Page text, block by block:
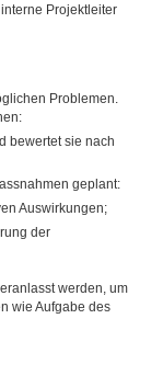
Projektleiter
Problemen.
bewertet sie nach
geplant:
Auswirkungen;
der
werden, um
wie Aufgabe des